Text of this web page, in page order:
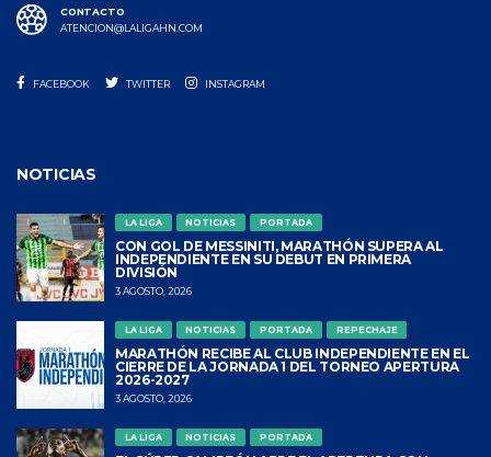
CONTACTO
ATENCION@LALIGAHN.COM
FACEBOOK TWITTER INSTAGRAM
NOTICIAS
LA LIGA NOTICIAS PORTADA
CON GOL DE MESSINITI, MARATHÓN SUPERA AL
INDEPENDIENTE EN SU DEBUT EN PRIMERA
DIVISIÓN
3 AGOSTO, 2026
LA LIGA NOTICIAS PORTADA REPECHAJE
MARATHÓN RECIBE AL CLUB INDEPENDIENTE EN EL
CIERRE DE LA JORNADA 1 DEL TORNEO APERTURA
2026-2027
3 AGOSTO, 2026
LA LIGA NOTICIAS PORTADA